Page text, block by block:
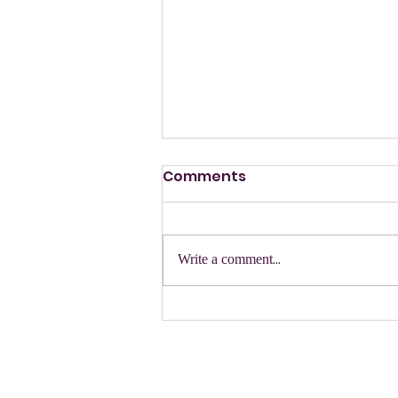
הזמנה
Comments
Write a comment...